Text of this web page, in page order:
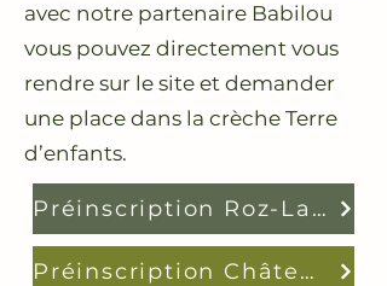
avec notre partenaire Babilou
vous pouvez directement vous
rendre sur le site et demander
une place dans la crèche Terre
d’enfants.
Préinscription Roz-Landrieux
Préinscription Châteauneuf-d'Ille-et-Vilaine